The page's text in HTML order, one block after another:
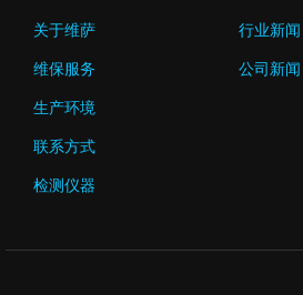
关于维萨
维保服务
生产环境
联系方式
检测仪器
行业新闻
公司新闻